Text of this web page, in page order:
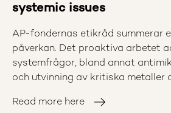
systemic issues
AP-fondernas etikråd summerar
påverkan. Det proaktiva arbetet
systemfrågor, bland annat
och utvinning av kritiska metaller
också på fortsatt positiva
Read more here